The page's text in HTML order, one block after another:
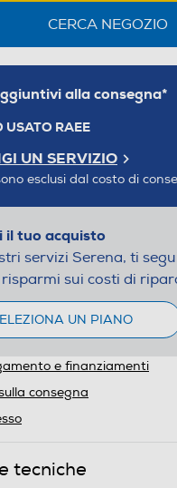
CERCA NEGOZIO
alla consegna*
USATO RAEE
UN SERVIZIO
esclusi dal costo di
il tuo acquisto
servizi Serena, ti
sui costi di
UN PIANO
e finanziamenti
consegna
tecniche